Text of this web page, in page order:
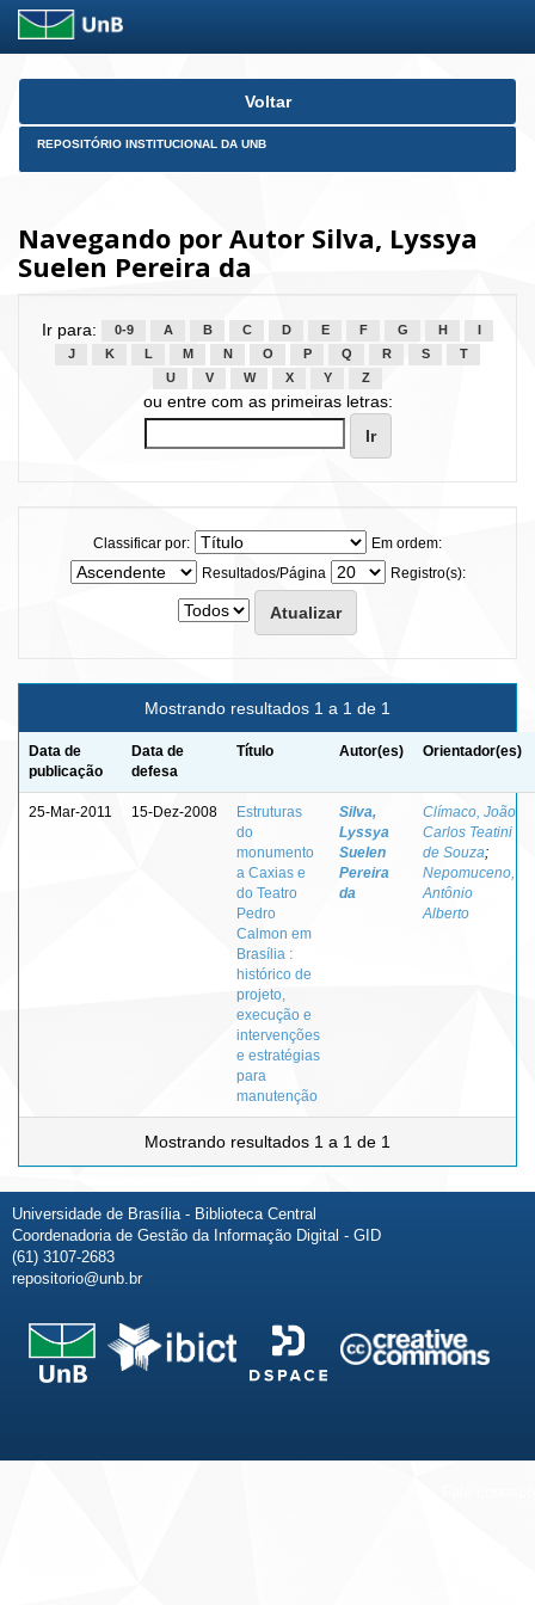
Skip
Voltar
REPOSITÓRIO INSTITUCIONAL DA UNB
Navegando por Autor Silva, Lyssya
Suelen Pereira da
Ir para: 0-9 A B C D E F G H
J
K L M N O P Q R S
T
U
V W X Y Z
ou entre com as primeiras letras:
Classificar por:
Em ordem:
Resultados/Página
Registro(s):
Mostrando resultados 1 a 1 de 1
Data de
publicação
Data de
defesa
Título Autor(es) Orientador(es)
25-Mar-2011 15-Dez-2008
Estruturas
do
monumento
a Caxias e
do Teatro
Pedro
Calmon em
Brasília :
histórico de
projeto,
execução e
intervenções
e estratégias
para
manutenção
Silva,
Lyssya
Suelen
Pereira
da
Clímaco, João
Carlos Teatini
de Souza;
Nepomuceno,
Antônio
Alberto
Mostrando resultados 1 a 1 de 1
Universidade de Brasília - Biblioteca Central
Coordenadoria de Gestão da Informação Digital - GID
(61) 3107-2683
repositorio@unb.br